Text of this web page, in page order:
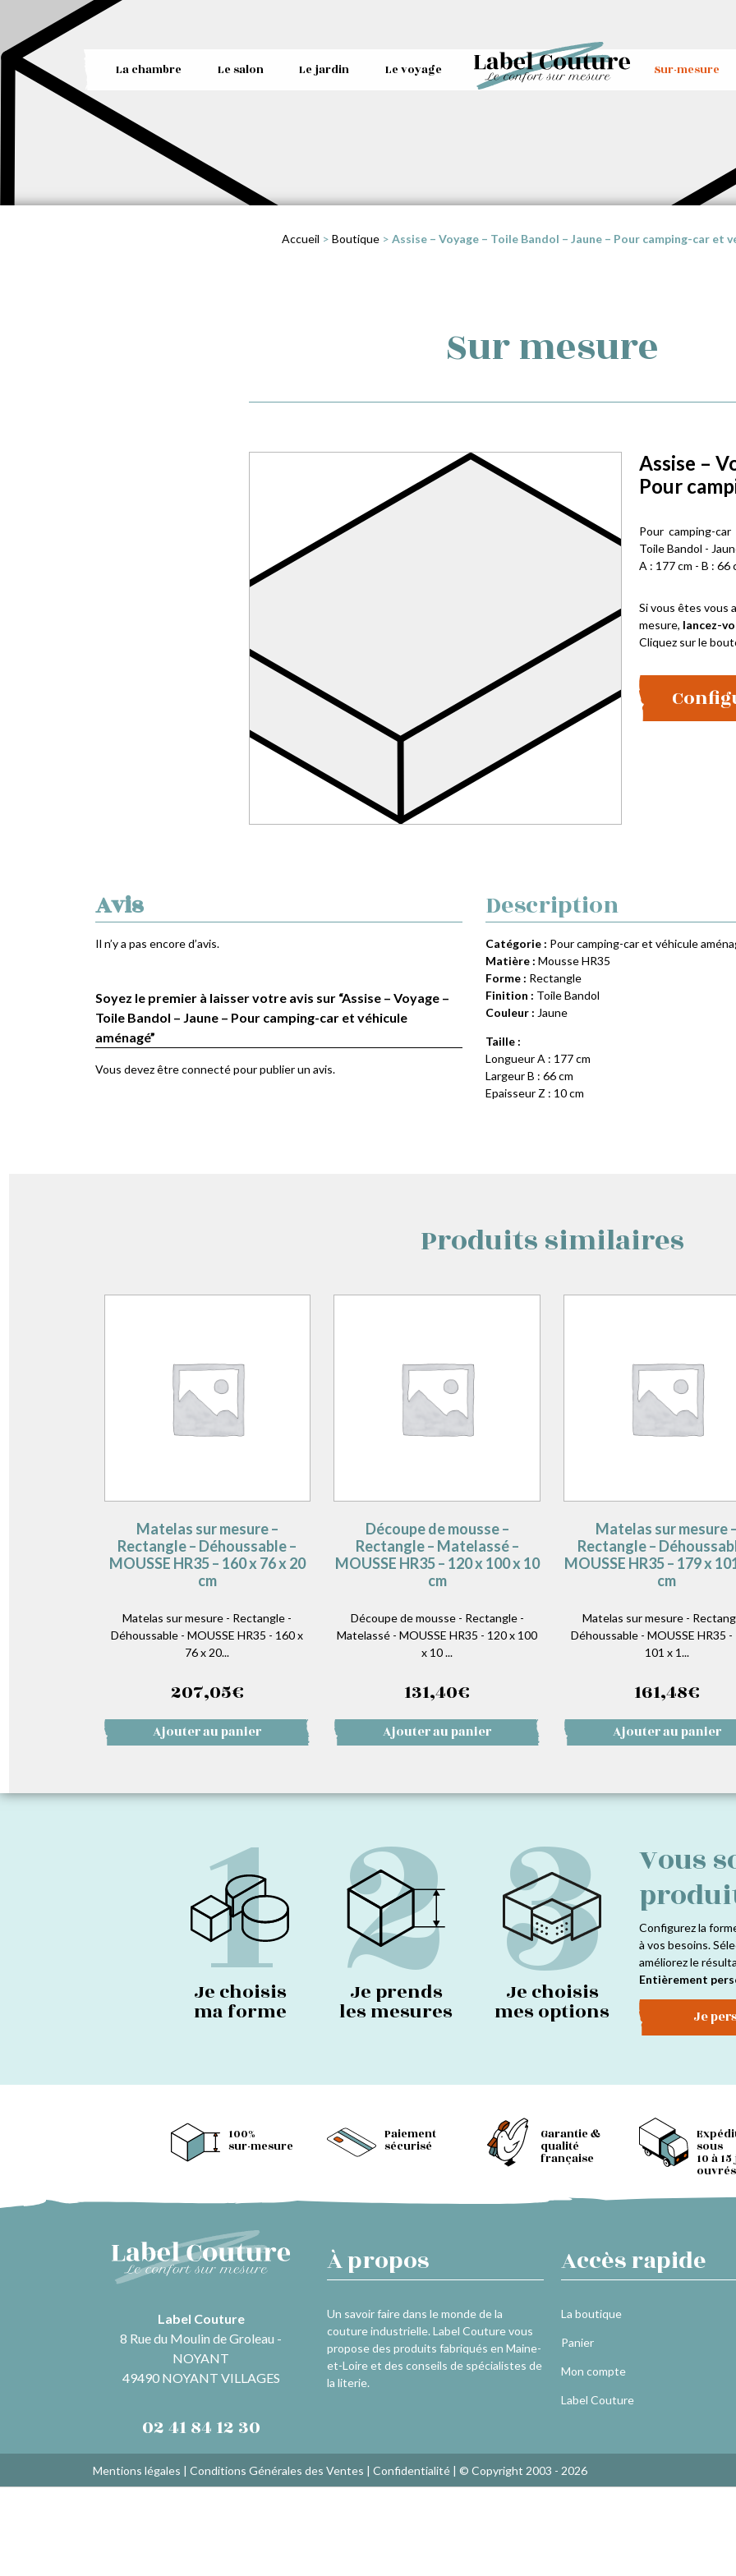
La chambre Le salon Le jardin Le voyage Sur-mesure
Accueil > Boutique> Assise – Voyage – Toile Bandol – Jaune – Pour camping-car et
Sur mesure
Assise –
Pour
Pour camping-
Toile Bandol -
A : 177 cm - B : 66
Si vous êtes vous
mesure, lancez-
Cliquez sur le
Avis
Il n’y a pas encore d’avis.
Soyez le premier à laisser votre avis sur “Assise – Voyage –
Toile Bandol – Jaune – Pour camping-car et véhicule
aménagé”
Vous devez êtreconnectépour publier un avis.
Description
Catégorie : Pour camping-car et véhicule
Matière : Mousse HR35
Forme : Rectangle
Finition : Toile Bandol
Couleur : Jaune
Taille :
Longueur A : 177 cm
Largeur B : 66 cm
Epaisseur Z : 10 cm
Produits similaires
Matelas sur mesure –
Rectangle – Déhoussable –
MOUSSE HR35 – 160 x 76 x 20
cm
Matelas sur mesure - Rectangle -
Déhoussable - MOUSSE HR35 - 160 x
76 x 20...
207,05€
Ajouter au panier
Découpe de mousse –
Rectangle – Matelassé –
MOUSSE HR35 – 120 x 100 x 10
cm
Découpe de mousse - Rectangle -
Matelassé - MOUSSE HR35 - 120 x 100
x 10 ...
131,40€
Ajouter au panier
Matelas sur mesure
Rectangle –
MOUSSE HR35 – 179 x
cm
Matelas sur mesure -
Déhoussable - MOUSSE HR35 -
101 x 1...
161,48€
Ajouter au panier
1
Je choisis
ma forme 2
Je prends
les mesures 3
Je choisis
mes options
Vous
Configurez la
à vos besoins.
améliorez le
Entièrement
Je
100%
sur-mesure
Paiement
sécurisé
Garantie &
qualité
française
sous
10 à
ouvrés
Label Couture
8 Rue du Moulin de Groleau -
NOYANT
49490 NOYANT VILLAGES
02 41 84 12 30
À propos
Un savoir faire dans le monde de la
couture industrielle. Label Couture vous
propose des produits fabriqués en Maine-
et-Loire et des conseils de spécialistes de
la literie.
Accès rapide
La boutique
Panier
Mon compte
Label Couture
Mentions légales | Conditions Générales des Ventes | Confidentialité| © Copyright 2003 - 2026